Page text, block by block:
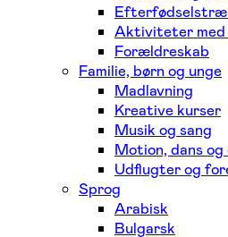
Aktiviteter med
Forældreskab
Familie, børn og unge
Madlavning
Kreative kurser
Musik og sang
Motion, dans og
Udflugter og
Sprog
Arabisk
Bulgarsk